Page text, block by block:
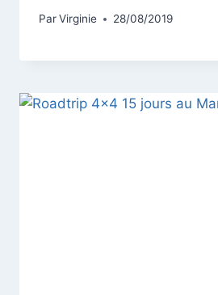
ParVirginie 28/08/2019